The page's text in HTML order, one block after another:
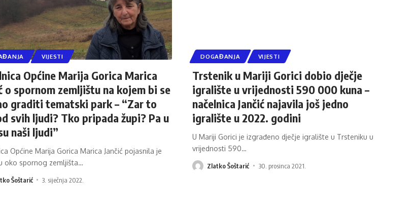
VIJESTI
Općine Marija Gorica Marica
o spornom zemljištu na kojem bi se
graditi tematski park – “Zar to
svih ljudi? Tko pripada župi? Pa u
naši ljudi”
Općine Marija Gorica Marica Jančić pojasnila je
oko spornog zemljišta…
Šoštarić 3. siječnja 2022.
DOGAĐANJA VIJESTI
Trstenik u Mariji Gorici dobio dječje
igralište u vrijednosti 590 000 kuna –
načelnica Jančić najavila još jedno
igralište u 2022. godini
U Mariji Gorici je izgrađeno dječje igralište u Trsteniku u
vrijednosti 590…
Zlatko Šoštarić 30. prosinca 2021.